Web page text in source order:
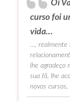
Oi
curso foi
vida…
…, realmente
lhe agradeço
sua fã, lhe
novos